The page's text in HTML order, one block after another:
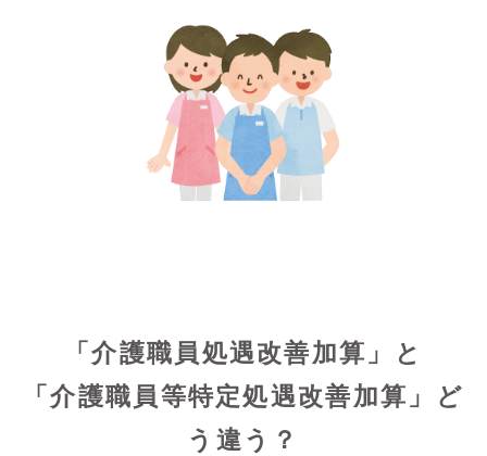
「介護職員処遇改善加算」と
「介護職員等特定処遇改善加算」ど
う違う？